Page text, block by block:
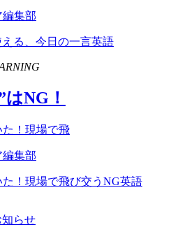
集部
える、今日の一言英語
はNG ！
！現場で飛
集部
！現場で飛び交うNG英語
知らせ